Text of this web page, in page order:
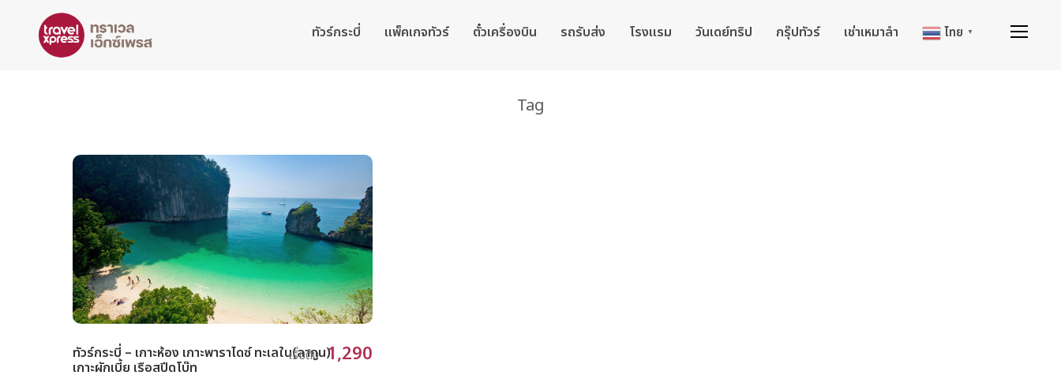
ทัวร์กระบี่ แพ็คเกจทัวร์ ตั๋วเครื่องบิน รถรับส่ง โรงแรม วันเดย์ทริป กรุ๊ปทัวร์ เช่าเหมาลำ ไทย ▼
Tag
ทัวร์กระบี่ – เกาะห้อง เกาะพาราไดซ์ ทะเลใน(ลากูน)
เกาะผักเบี้ย เรือสปีดโบ๊ท
เริ่มต้น 1,290